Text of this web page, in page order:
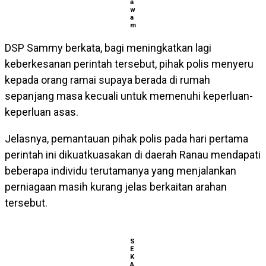
a
w
a
m
DSP Sammy berkata, bagi meningkatkan lagi
keberkesanan perintah tersebut, pihak polis menyeru
kepada orang ramai supaya berada di rumah
sepanjang masa kecuali untuk memenuhi keperluan-
keperluan asas.
Jelasnya, pemantauan pihak polis pada hari pertama
perintah ini dikuatkuasakan di daerah Ranau mendapati
beberapa individu terutamanya yang menjalankan
perniagaan masih kurang jelas berkaitan arahan
tersebut.
S
E
K